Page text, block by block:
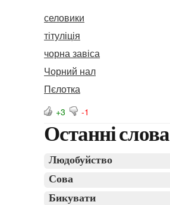
селовики
тітуліція
чорна завіса
Чорний нал
Пєлотка
+3 -1
Останні слова
Людобуйство
Сова
Бикувати